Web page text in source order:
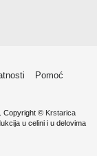
Pomoć
Copyright © Krstarica
u celini i u delovima